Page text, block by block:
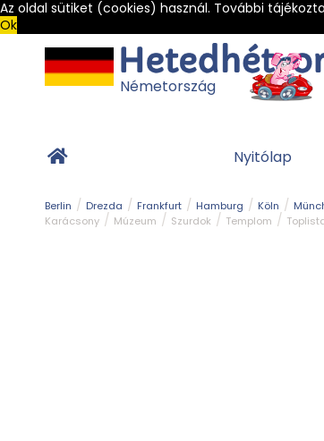
Az oldal sütiket (cookies) használ. További
Ok
Németország
Nyitólap
Berlin Drezda Frankfurt Hamburg Köln
Karácsony
Múzeum Szurdok Templom